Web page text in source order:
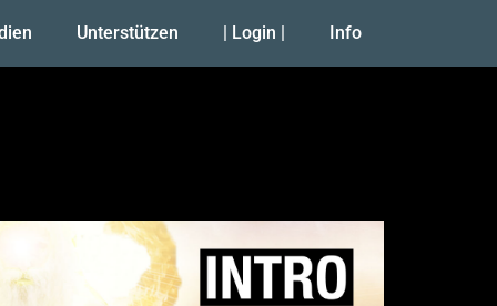
Unterstützen | Login | Info